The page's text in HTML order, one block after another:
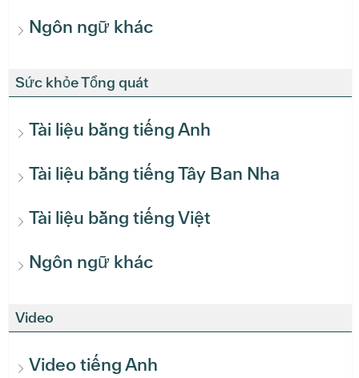
Ngôn ngữ khác
Sức khỏe Tổng quát
Tài liệu bằng tiếng Anh
Tài liệu bằng tiếng Tây Ban Nha
Tài liệu bằng tiếng Việt
Ngôn ngữ khác
Video
Video tiếng Anh